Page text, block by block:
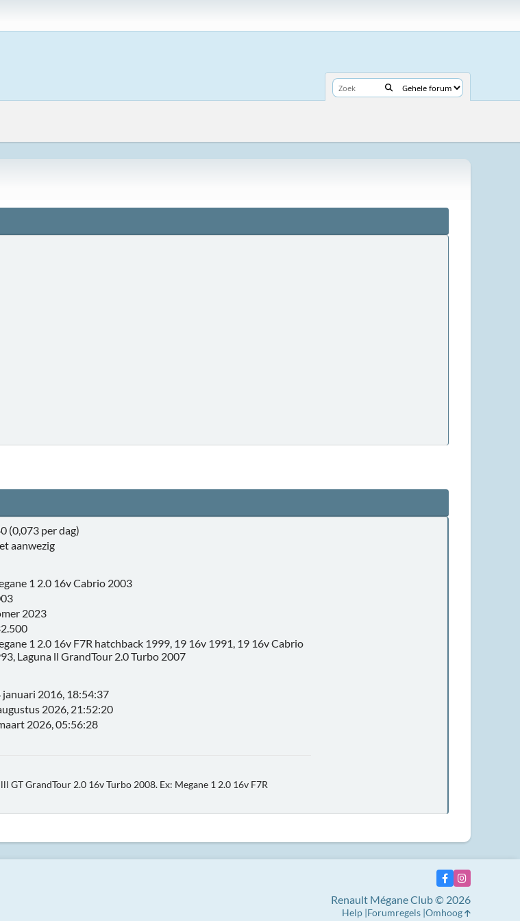
(0,073 per dag)
aanwezig
1 2.0 16v Cabrio 2003
2023
1 2.0 16v F7R hatchback 1999, 19 16v 1991, 19 16v Cabrio
Laguna ll GrandTour 2.0 Turbo 2007
januari 2016, 18:54:37
2026, 21:52:20
2026, 05:56:28
GT GrandTour 2.0 16v Turbo 2008. Ex: Megane 1 2.0 16v F7R
Renault Mégane Club © 2026
Help Forumregels Omhoog